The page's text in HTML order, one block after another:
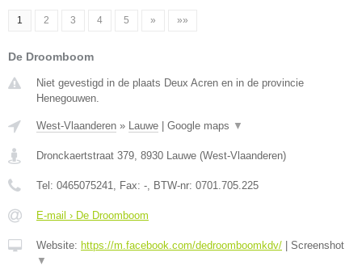
1 2 3 4 5 » »»
De Droomboom
Niet gevestigd in de plaats Deux Acren en in de provincie
Henegouwen.
West-Vlaanderen » Lauwe Google maps ▼
Dronckaertstraat 379, 8930 Lauwe (West-Vlaanderen)
Tel: 0465075241, Fax: -, BTW-nr: 0701.705.225
E-mail › De Droomboom
Website: https://m.facebook.com/dedroomboomkdv/
Screenshot
▼